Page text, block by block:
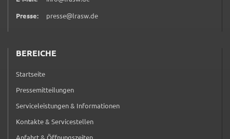
Presse:
presse@lrasw.de
BEREICHE
Startseite
Pressemitteilungen
Serviceleistungen & Informationen
Kontakte & Servicestellen
Anfahrt & Öffnungszeiten